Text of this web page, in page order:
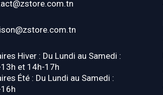
Hiver : Du Lundi au Samedi :
et 14h-17h
Été : Du Lundi au Samedi :